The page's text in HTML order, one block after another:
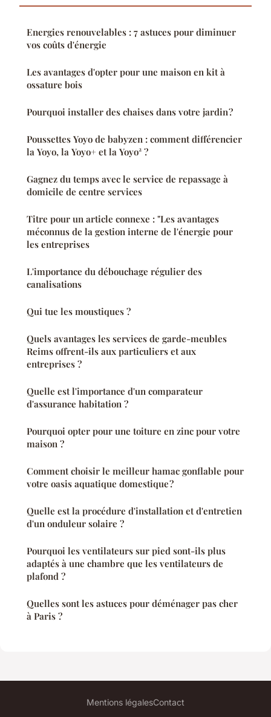
Energies renouvelables : 7 astuces pour diminuer
vos coûts d'énergie
Les avantages d'opter pour une maison en kit à
ossature bois
Pourquoi installer des chaises dans votre jardin ?
Poussettes Yoyo de babyzen : comment différencier
la Yoyo, la Yoyo+ et la Yoyo² ?
Gagnez du temps avec le service de repassage à
domicile de centre services
Titre pour un article connexe : "Les avantages
méconnus de la gestion interne de l'énergie pour
les entreprises
L'importance du débouchage régulier des
canalisations
Qui tue les moustiques ?
Quels avantages les services de garde-meubles
Reims offrent-ils aux particuliers et aux
entreprises ?
Quelle est l'importance d'un comparateur
d'assurance habitation ?
Pourquoi opter pour une toiture en zinc pour votre
maison ?
Comment choisir le meilleur hamac gonflable pour
votre oasis aquatique domestique ?
Quelle est la procédure d'installation et d'entretien
d'un onduleur solaire ?
Pourquoi les ventilateurs sur pied sont-ils plus
adaptés à une chambre que les ventilateurs de
plafond ?
Quelles sont les astuces pour déménager pas cher
à Paris ?
Mentions légalesContact